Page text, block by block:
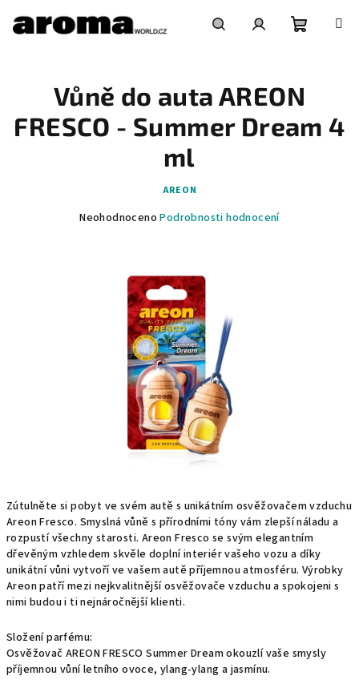
obsah
košík
Zútulněte si pobyt ve svém autě s unikátním osvěžovačem vzduchu
Areon Fresco. Smyslná vůně s přírodními tóny vám zlepší náladu a
rozpustí všechny starosti. Areon Fresco se svým elegantním
dřevěným vzhledem skvěle doplní interiér vašeho vozu a díky
unikátní vůni vytvoří ve vašem autě příjemnou atmosféru. Výrobky
Areon patří mezi nejkvalitnější osvěžovače vzduchu a spokojeni s
nimi budou i ti nejnáročnější klienti.
Složení parfému:
Osvěžovač AREON FRESCO Summer Dream okouzlí vaše smysly
příjemnou vůní letního ovoce, ylang-ylang a jasmínu.
Vůně do auta AREON
FRESCO - Summer Dream 4
ml
AREON
Průměrné
hvězdiček.
Neohodnoceno Podrobnosti hodnocení